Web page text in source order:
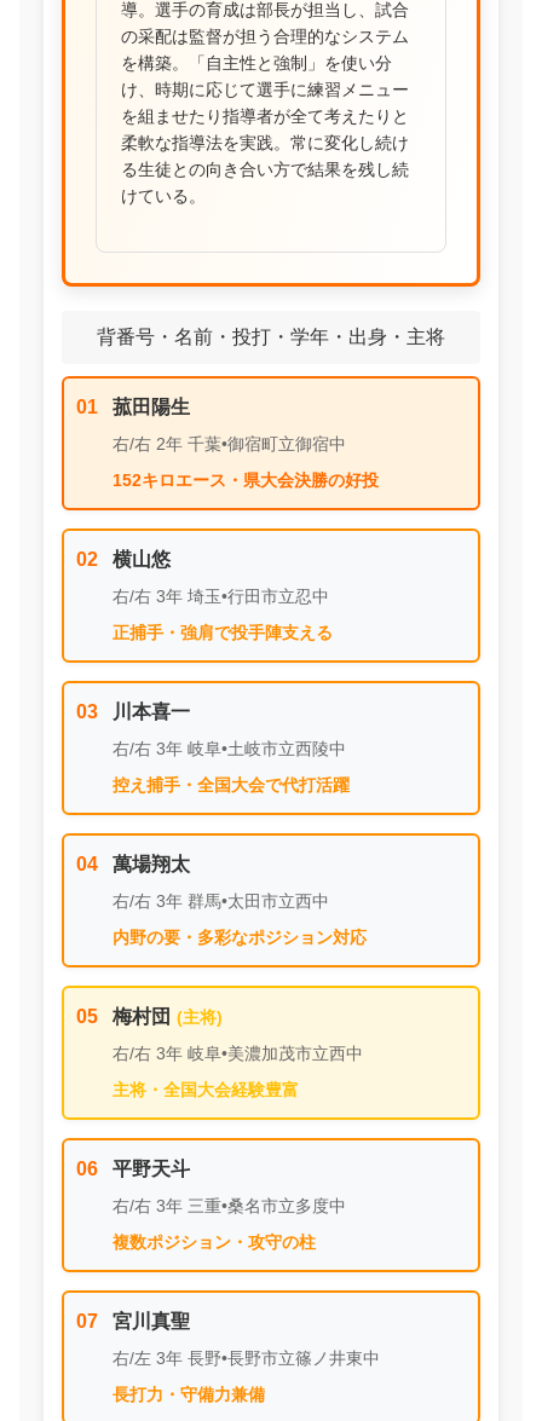
導。選手の育成は部長が担当し、試合
の采配は監督が担う合理的なシステム
を構築。「自主性と強制」を使い分
け、時期に応じて選手に練習メニュー
を組ませたり指導者が全て考えたりと
柔軟な指導法を実践。常に変化し続け
る生徒との向き合い方で結果を残し続
けている。
背番号・名前・投打・学年・出身・主将
01 菰田陽生
右/右 2年 千葉•御宿町立御宿中
152キロエース・県大会決勝の好投
02 横山悠
右/右 3年 埼玉•行田市立忍中
正捕手・強肩で投手陣支える
03 川本喜一
右/右 3年 岐阜•土岐市立西陵中
控え捕手・全国大会で代打活躍
04 萬場翔太
右/右 3年 群馬•太田市立西中
内野の要・多彩なポジション対応
05 梅村団
右/右 3年 岐阜•美濃加茂市立西中
主将・全国大会経験豊富
06 平野天斗
右/右 3年 三重•桑名市立多度中
複数ポジション・攻守の柱
07 宮川真聖
右/左 3年 長野•長野市立篠ノ井東中
長打力・守備力兼備